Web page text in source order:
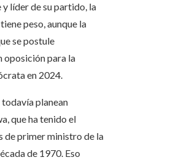
líder de su partido, la
peso, aunque la
se postule
oposición para la
en 2024.
planean
que ha tenido el
de primer ministro de la
de 1970. Eso